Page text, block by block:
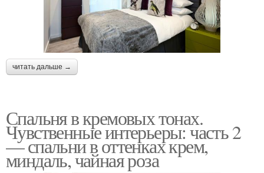
читать дальше →
Спальня в кремовых тонах.
Чувственные интерьеры: часть 2
— спальни в оттенках крем,
миндаль, чайная роза